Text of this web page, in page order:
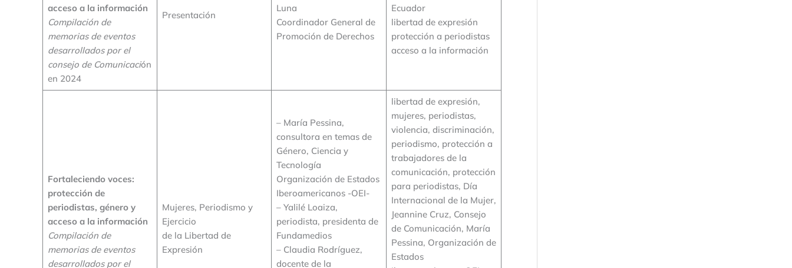
acceso a la información
Compilación de
memorias de eventos
desarrollados por el
consejo de Comunicación
en 2024
Presentación
Luna
Coordinador General de
Promoción de Derechos
Ecuador
libertad de expresión
protección a periodistas
acceso a la información
Fortaleciendo voces:
protección de
periodistas, género y
acceso a la información
Compilación de
memorias de eventos
desarrollados por el
Mujeres, Periodismo y
Ejercicio
de la Libertad de
Expresión
– María Pessina,
consultora en temas de
Género, Ciencia y
Tecnología
Organización de Estados
Iberoamericanos -OEI-
– Yalilé Loaiza,
periodista, presidenta de
Fundamedios
– Claudia Rodríguez,
docente de la
libertad de expresión,
mujeres, periodistas,
violencia, discriminación,
periodismo, protección a
trabajadores de la
comunicación, protección
para periodistas, Día
Internacional de la Mujer,
Jeannine Cruz, Consejo
de Comunicación, María
Pessina, Organización de
Estados